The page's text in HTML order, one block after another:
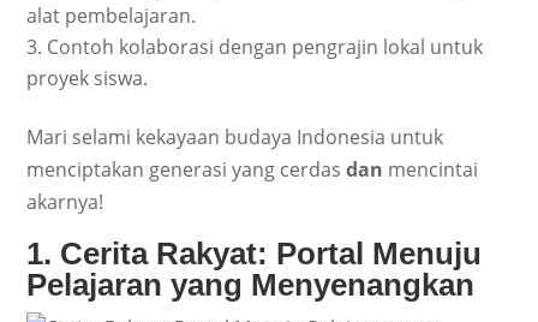
alat pembelajaran.
Contoh kolaborasi dengan pengrajin lokal untuk
proyek siswa.
Mari selami kekayaan budaya Indonesia untuk
menciptakan generasi yang cerdasdan mencintai
akarnya!
1. Cerita Rakyat: Portal Menuju
Pelajaran yang Menyenangkan